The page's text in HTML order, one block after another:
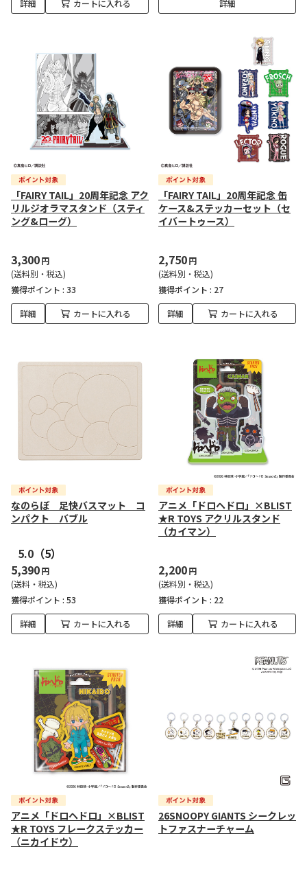
詳細 カートに入れる 詳細
「FAIRY TAIL」20周年記念 アク
リルジオラマスタンド（スティ
ング&ローグ）
3,300円
(送料別・税込)
獲得ポイント : 33
詳細 カートに入れる
「FAIRY TAIL」20周年記念 缶
ケース&ステッカーセット（セ
イバートゥース）
2,750円
(送料別・税込)
獲得ポイント : 27
詳細 カートに入れる
なのらぼ 足快バスマット コ
ンパクト バブル
5.0 （5）
5,390円
(送料・税込)
獲得ポイント : 53
詳細 カートに入れる
アニメ「ドロヘドロ」×BLIST
★R TOYS アクリルスタンド
（カイマン）
2,200円
(送料別・税込)
獲得ポイント : 22
詳細 カートに入れる
アニメ「ドロヘドロ」×BLIST
★R TOYS フレークステッカー
（ニカイドウ）
26SNOOPY GIANTS シークレッ
トファスナーチャーム